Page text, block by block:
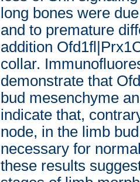
long bones were
and to premature
addition
collar.
demonstrate that
bud mesenchyme
indicate that,
node, in the limb
necessary for
these results